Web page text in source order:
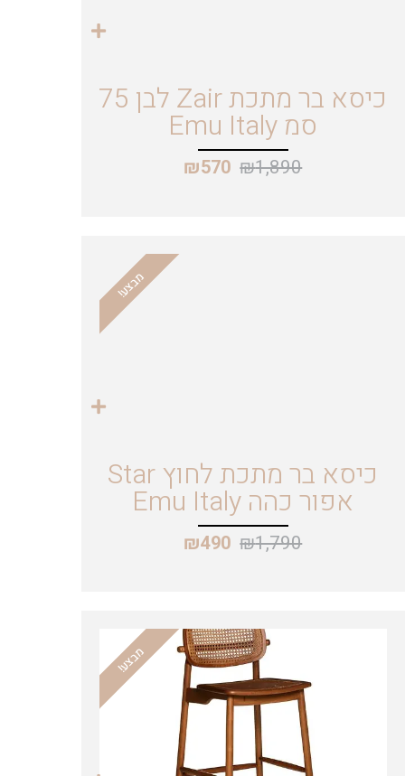
כיסא בר מתכת Zair לבן 75
סמ Emu Italy
₪1,890
₪570
מבצע!
כיסא בר מתכת לחוץ Star
אפור כהה Emu Italy
₪1,790
₪490
מבצע!